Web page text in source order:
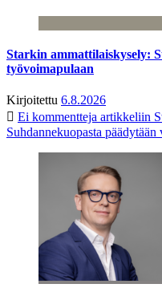
Starkin ammattilaiskysely:
työvoimapulaan
Kirjoitettu 6.8.2026
Ei kommentteja artikkeliin
Suhdannekuopasta